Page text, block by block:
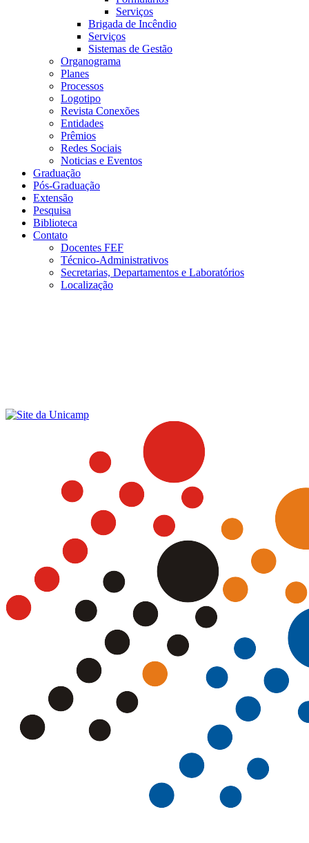
Serviços
Brigada de Incêndio
Serviços
Sistemas de Gestão
Organograma
Planes
Processos
Logotipo
Revista Conexões
Entidades
Prêmios
Redes Sociais
Noticias e Eventos
Graduação
Pós-Graduação
Extensão
Pesquisa
Biblioteca
Contato
Docentes FEF
Técnico-Administrativos
Secretarias, Departamentos e Laboratórios
Localização